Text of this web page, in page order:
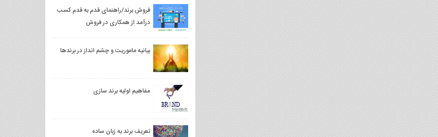
فروش برند/راهنمای قدم به قدم کسب
درآمد از همکاری در فروش
بیانیه ماموریت و چشم انداز در برندها
مفاهیم اولیه برند سازی
تعریف برند به زبان ساده